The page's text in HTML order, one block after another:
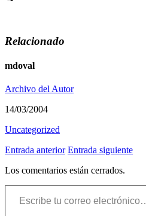
Relacionado
mdoval
Archivo del Autor
14/03/2004
Uncategorized
Entrada anterior Entrada siguiente
Los comentarios están cerrados.
Escribe tu correo electrónico…